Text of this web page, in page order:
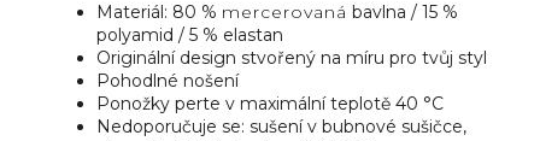
Materiál: 80 % mercerovaná bavlna / 15 %
polyamid / 5 % elastan
Originální design stvořený na míru pro tvůj styl
Pohodlné nošení
Ponožky perte v maximální teplotě 40 °C
Nedoporučuje se: sušení v bubnové sušičce,